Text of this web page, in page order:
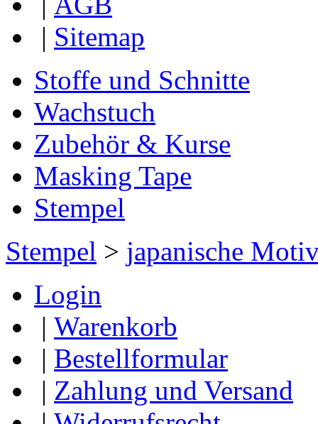
| Sitemap
Stoffe und Schnitte
Wachstuch
Zubehör & Kurse
Masking Tape
Stempel
Stempel > japanische
Login
| Warenkorb
| Bestellformular
| Zahlung und Versand